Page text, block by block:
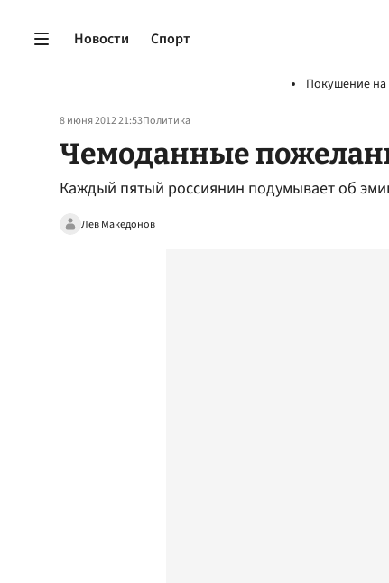
Новости Спорт
Покушение на
8 июня 2012 21:53Политика
Чемоданные
Каждый пятый россиянин подумывает об
Лев Македонов